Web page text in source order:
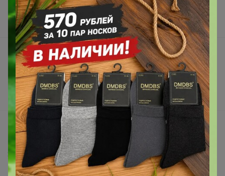
Наша команда
В наличии
Подарочные сертификаты
Реклама на сайте
Поставщикам
Вакансии
support@24-ok.ru
Написать в поддержку
Защита покупателя
Помощь